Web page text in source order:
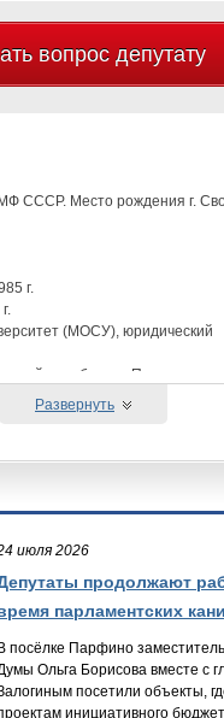
вопрос депутату
СССР. Место рождения г.
г.
(МОСУ), юридический
службы при Президенте
изданий СМИ («Вечерний
Карабахе, Южной
и руководитель
МО «Сертолово», заняла
Кировского района
Законодательного
РФ, консультант
Развернуть
июля 2026
продолжают
парламентских
В посёлке Парфино
Ольга Борисова вместе с
посетили объекты,
инициативного